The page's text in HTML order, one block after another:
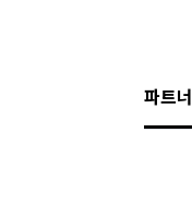
파트